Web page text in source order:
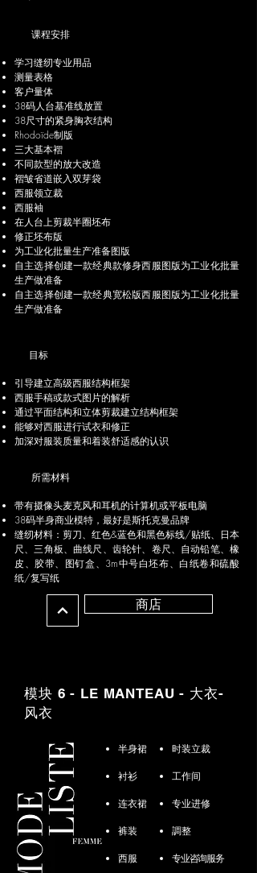
课程安排
学习缝纫专业用品
测量表格
客户量体
38码人台基准线放置
38尺寸的紧身胸衣结构
Rhodoïde制版
三大基本褶
不同款型的放大改造
褶皱省道嵌入双芽袋
西服领立裁
西服袖
在人台上剪裁半圈坯布
修正坯布版
为工业化批量生产准备图版
自主选择创建一款经典款修身西服图版为工业化批量
生产做准备
自主选择创建一款经典宽松版西服图版为工业化批量
生产做准备
目标
引导建立高级西服结构框架
西服手稿或款式图片的解析
通过平面结构和立体剪裁建立结构框架
能够对西服进行试衣和修正
加深对服装质量和着装舒适感的认识
所需材料
带有摄像头麦克风和耳机的计算机或平板电脑
38码半身商业模特，最好是斯托克曼品牌
缝纫材料：剪刀、红色&蓝色和黑色标线/贴纸、日本
尺、三角板、曲线尺、齿轮针、卷尺、自动铅笔、橡
皮、胶带、图钉盒、3m中号白坯布、白纸卷和硫酸
纸/复写纸
商店
模块 6 - LE MANTEAU - 大衣-
风衣
半身裙
时装立裁
衬衫
工作间
连衣裙
专业进修
裤装
調整
西服
专业咨询服务